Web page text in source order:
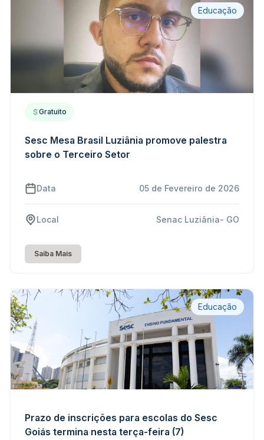
Educação
Gratuito
Sesc Mesa Brasil Luziânia promove palestra
sobre o Terceiro Setor
Data 05 de Fevereiro de 2026
Local Senac Luziânia- GO
Saiba Mais
Educação
Prazo de inscrições para escolas do Sesc
Goiás termina nesta terça-feira (7)